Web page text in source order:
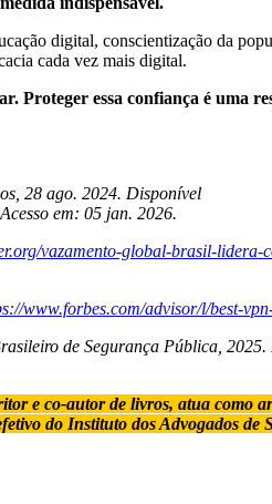
digital, conscientização da
cada vez mais digital.
Proteger essa confiança é uma
28 ago. 2024. Disponível
em: 05 jan. 2026.
vazamento-global-brasil-lidera-
www.forbes.com/advisor/l/best-
de Segurança Pública, 2025.
e co-autor de livros, atua como
do Instituto dos Advogados de